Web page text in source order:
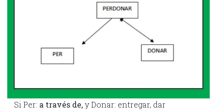
Si Per: a través de,y Donar: entregar, dar